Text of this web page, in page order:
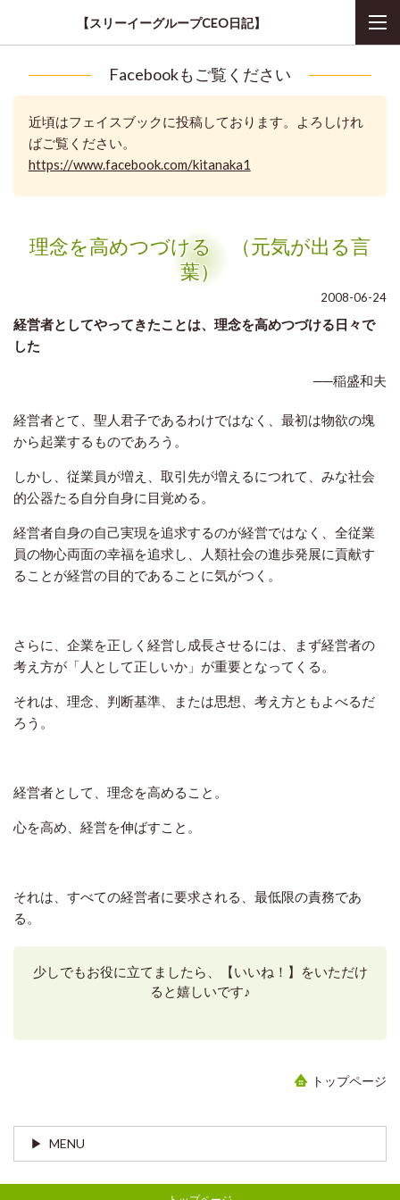
【スリーイーグループCEO日記】
Facebookもご覧ください
近頃はフェイスブックに投稿しております。よろしけれ
ばご覧ください。
https://www.facebook.com/kitanaka1
理念を高めつづける （元気が出る言
葉）
2008-06-24
経営者としてやってきたことは、理念を高めつづける日々で
した
──稲盛和夫
経営者とて、聖人君子であるわけではなく、最初は物欲の塊
から起業するものであろう。
しかし、従業員が増え、取引先が増えるにつれて、みな社会
的公器たる自分自身に目覚める。
経営者自身の自己実現を追求するのが経営ではなく、全従業
員の物心両面の幸福を追求し、人類社会の進歩発展に貢献す
ることが経営の目的であることに気がつく。
さらに、企業を正しく経営し成長させるには、まず経営者の
考え方が「人として正しいか」が重要となってくる。
それは、理念、判断基準、または思想、考え方ともよべるだ
ろう。
経営者として、理念を高めること。
心を高め、経営を伸ばすこと。
それは、すべての経営者に要求される、最低限の責務であ
る。
少しでもお役に立てましたら、【いいね！】をいただけ
ると嬉しいです♪
トップページ
MENU